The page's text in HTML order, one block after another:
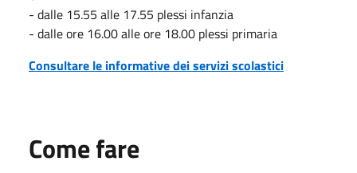
- dalle 15.55 alle 17.55 plessi infanzia
- dalle ore 16.00 alle ore 18.00 plessi primaria
Consultare le informative dei servizi scolastici
Come fare